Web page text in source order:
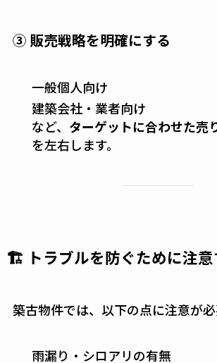
③ 販売戦略を明確にする
一般個人向け
建築会社・業者向け
など、 ターゲットに合わせた売
を左右します。
🏗 トラブルを防ぐために注意
築古物件では、以下の点に注意が必
雨漏り・シロアリの有無